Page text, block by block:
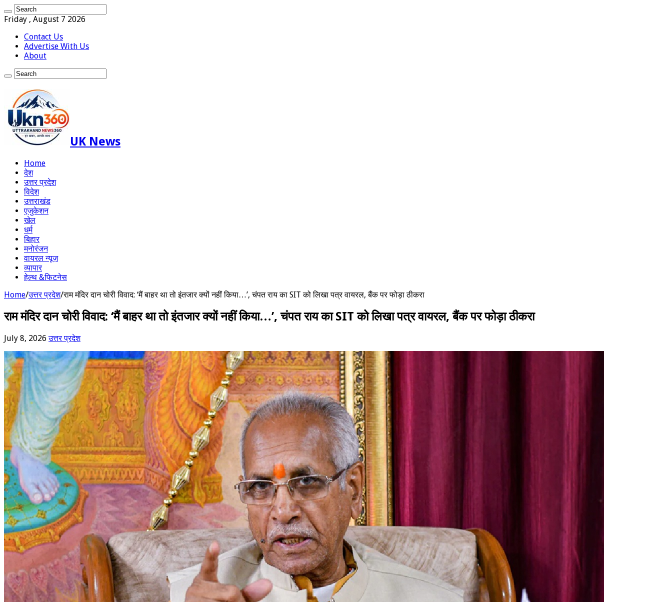
Friday , August 7 2026
Contact Us
Advertise With Us
About
UK News
Home
देश
उत्तर प्रदेश
विदेश
उत्तराखंड
एजुकेशन
खेल
धर्म
बिहार
मनोरंजन
वायरल न्यूज़
व्यापार
हेल्थ &फिटनेस
Home/उत्तर प्रदेश/राम मंदिर दान चोरी विवाद: ‘मैं बाहर था तो इंतजार क्यों नहीं किया…’, चंपत राय का SIT को लिखा पत्र वायरल, बैंक पर फोड़ा ठीकरा
राम मंदिर दान चोरी विवाद: ‘मैं बाहर था तो इंतजार क्यों नहीं किया…’, चंपत राय का SIT को लिखा पत्र वायरल, बैंक पर फोड़ा ठीकरा
July 8, 2026 उत्तर प्रदेश